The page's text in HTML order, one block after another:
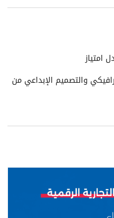
امتياز
والتصميم الإبداعي من